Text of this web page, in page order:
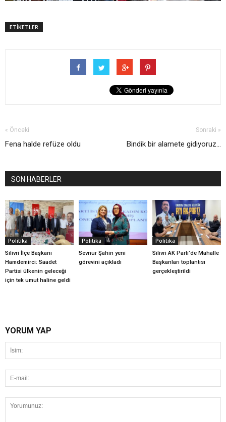
ETİKETLER
« Önceki
Fena halde refüze oldu
Sonraki »
Bindik bir alamete gidiyoruz…
SON HABERLER
Politika
Silivri İlçe Başkanı
Hamdemirci: Saadet
Partisi ülkenin geleceği
için tek umut haline geldi
Politika
Sevnur Şahin yeni
görevini açıkladı
Politika
Silivri AK Parti’de Mahalle
Başkanları toplantısı
gerçekleştirildi
YORUM YAP